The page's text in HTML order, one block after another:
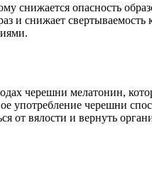
снижается опасность
и снижает
черешни мелатонин,
употребление черешни
от вялости и вернуть